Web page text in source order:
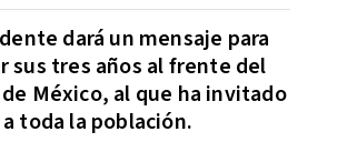
dará un mensaje para
sus tres años al frente del
México, al que ha invitado
a toda la población.